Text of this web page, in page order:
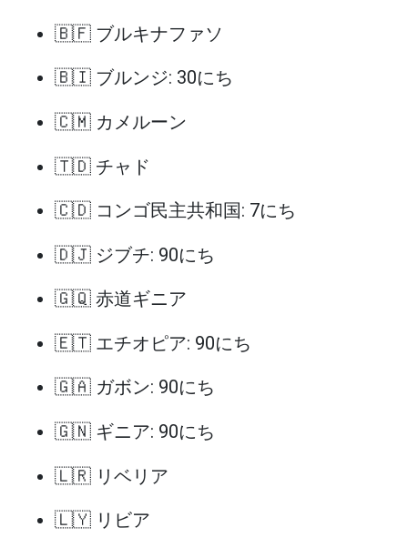
🇧🇫 ブルキナファソ
🇧🇮 ブルンジ: 30にち
🇨🇲 カメルーン
🇹🇩 チャド
🇨🇩 コンゴ民主共和国: 7にち
🇩🇯 ジブチ: 90にち
🇬🇶 赤道ギニア
🇪🇹 エチオピア: 90にち
🇬🇦 ガボン: 90にち
🇬🇳 ギニア: 90にち
🇱🇷 リベリア
🇱🇾 リビア